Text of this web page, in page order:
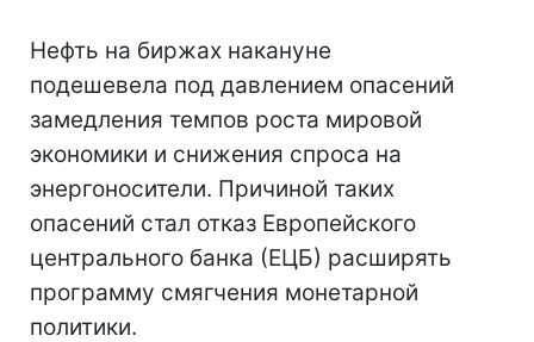
Нефть на биржах накануне
подешевела под давлением опасений
замедления темпов роста мировой
экономики и снижения спроса на
энергоносители. Причиной таких
опасений стал отказ Европейского
центрального банка (ЕЦБ) расширять
программу смягчения монетарной
политики.